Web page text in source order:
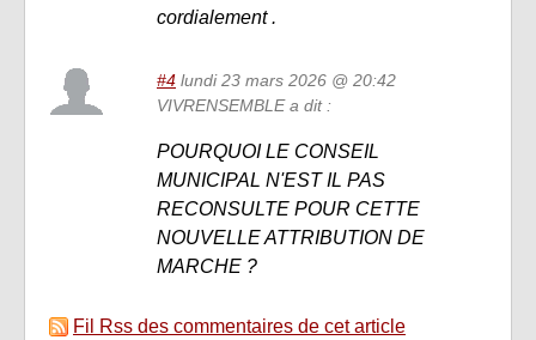
cordialement .
#4 lundi 23 mars 2026 @ 20:42
VIVRENSEMBLE a dit :
POURQUOI LE CONSEIL
MUNICIPAL N'EST IL PAS
RECONSULTE POUR CETTE
NOUVELLE ATTRIBUTION DE
MARCHE ?
Fil Rss des commentaires de cet article